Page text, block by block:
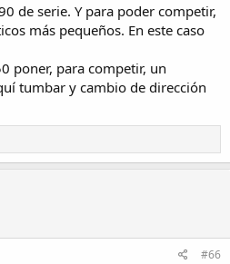
de serie. Y para poder competir,
más pequeños. En este caso
poner, para competir, un
tumbar y cambio de dirección
#66